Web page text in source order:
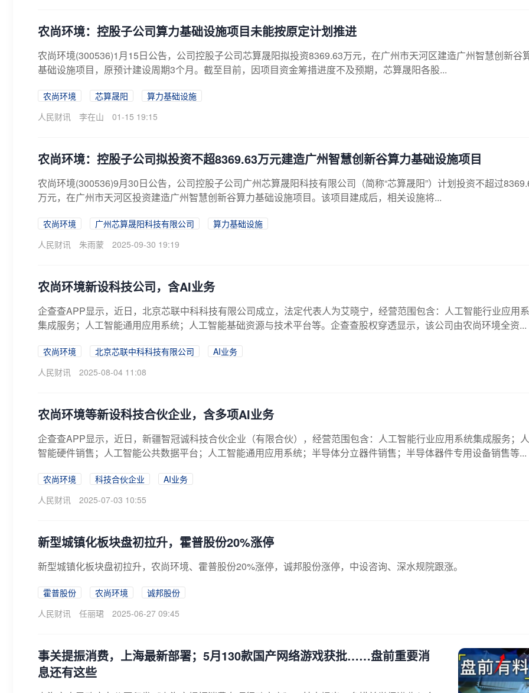
农尚环境：控股子公司算力基础设施项目未能按原定计划推进
农尚环境(300536)1月15日公告，公司控股子公司芯算晟阳拟投资8369.63万元，在广州市天河区建造广州智慧创新谷
基础设施项目，原预计建设周期3个月。截至目前，因项目资金筹措进度不及预期，芯算晟阳各股...
农尚环境 芯算晟阳
算力基础设施
人民财讯
李在山 01-15 19:15
农尚环境：控股子公司拟投资不超8369.63万元建造广州智慧创新谷算力基础设施项目
农尚环境(300536)9月30日公告，公司控股子公司广州芯算晟阳科技有限公司（简称“芯算晟阳”）计划投资不超过
万元，在广州市天河区投资建造广州智慧创新谷算力基础设施项目。该项目建成后，相关设施将...
农尚环境 广州芯算晟阳科技有限公司
算力基础设施
人民财讯
朱雨蒙 2025-09-30 19:19
农尚环境新设科技公司，含AI业务
企查查APP显示，近日，北京芯联中科科技有限公司成立，法定代表人为艾晓宁，经营范围包含：人工智能行业应用
集成服务；人工智能通用应用系统；人工智能基础资源与技术平台等。企查查股权穿透显示，该公司由农尚环境全资...
农尚环境 北京芯联中科科技有限公司
AI业务
人民财讯
2025-08-04 11:08
农尚环境等新设科技合伙企业，含多项AI业务
企查查APP显示，近日，新疆智冠诚科技合伙企业（有限合伙），经营范围包含：人工智能行业应用系统集成服务；
智能硬件销售；人工智能公共数据平台；人工智能通用应用系统；半导体分立器件销售；半导体器件专用设备销售等...
农尚环境 科技合伙企业
AI业务
人民财讯
2025-07-03 10:55
新型城镇化板块盘初拉升，霍普股份20%涨停
新型城镇化板块盘初拉升，农尚环境、霍普股份20%涨停，诚邦股份涨停，中设咨询、深水规院跟涨。
霍普股份 农尚环境
诚邦股份
人民财讯
任丽珺 2025-06-27 09:45
事关提振消费，上海最新部署；5月130款国产网络游戏获批……盘前重要消
息还有这些